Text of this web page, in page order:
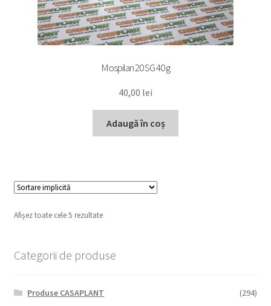
Mospilan 20 SG 40 g
40,00 lei
Adaugă în coș
Afișez toate cele 5 rezultate
Categorii de produse
Produse CASAPLANT
(294)